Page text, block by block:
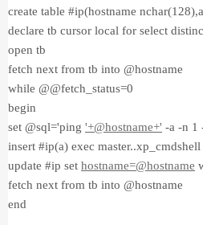
create table #ip(hostname
declare tb cursor local for select
open tb
fetch next from tb into @hostname
while @@fetch_status=0
begin
set @sql='ping '+@hostname+' -a -n 1
insert #ip(a) exec master..xp_cmdshell
update #ip set hostname=@hostname
fetch next from tb into @hostname
end